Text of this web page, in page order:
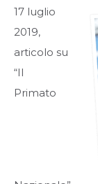
17 luglio
2019,
articolo su
“Il
Primato